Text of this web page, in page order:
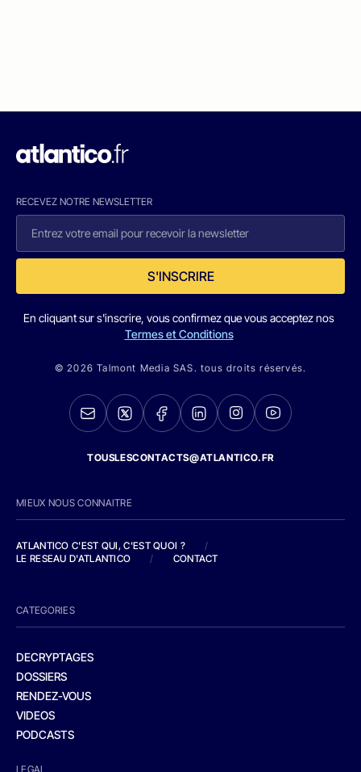
RECEVEZ NOTRE NEWSLETTER
S'INSCRIRE
En cliquant sur s'inscrire, vous confirmez que vous acceptez nos
Termes et Conditions
© 2026 Talmont Media SAS. tous droits réservés.
TOUSLESCONTACTS@ATLANTICO.FR
MIEUX NOUS CONNAITRE
ATLANTICO C'EST QUI, C'EST QUOI ?
/
LE RESEAU D'ATLANTICO
/ CONTACT
CATEGORIES
DECRYPTAGES
DOSSIERS
RENDEZ-VOUS
VIDEOS
PODCASTS
LEGAL